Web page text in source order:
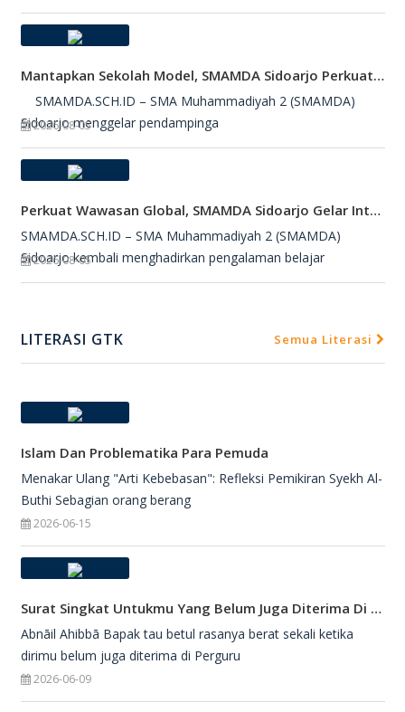
Mantapkan Sekolah Model, SMAMDA Sidoarjo Perkuat Pembelajaran Mendalam Dan KKA
SMAMDA.SCH.ID – SMA Muhammadiyah 2 (SMAMDA)
Sidoarjo menggelar pendampinga
2026-08-05
Perkuat Wawasan Global, SMAMDA Sidoarjo Gelar International Talk Show Bersama Mahasiswa Turki
SMAMDA.SCH.ID – SMA Muhammadiyah 2 (SMAMDA)
Sidoarjo kembali menghadirkan pengalaman belajar
2026-08-05
LITERASI GTK Semua Literasi
Islam Dan Problematika Para Pemuda
Menakar Ulang "Arti Kebebasan": Refleksi Pemikiran Syekh Al-
Buthi Sebagian orang berang
2026-06-15
Surat Singkat Untukmu Yang Belum Juga Diterima Di Perguruan Tinggi
Abnāil Ahibbā Bapak tau betul rasanya berat sekali ketika
dirimu belum juga diterima di Perguru
2026-06-09